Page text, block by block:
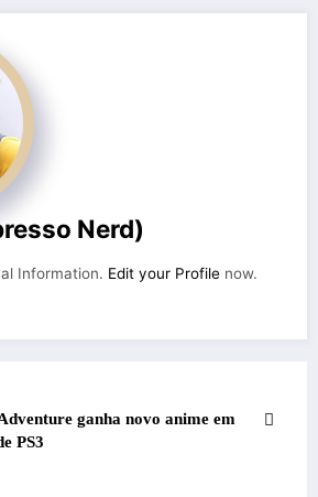
Nerd)
Information. Edit your Profile now.
ganha novo anime em
PS3